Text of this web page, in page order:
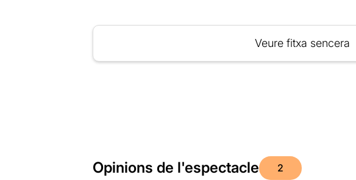
Veure fitxa sencera
Opinions de l'espectacle 2